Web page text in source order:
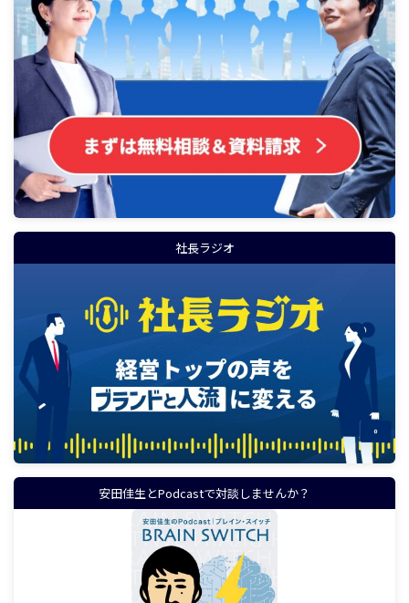
社長ラジオ
安田佳生とPodcastで対談しませんか？